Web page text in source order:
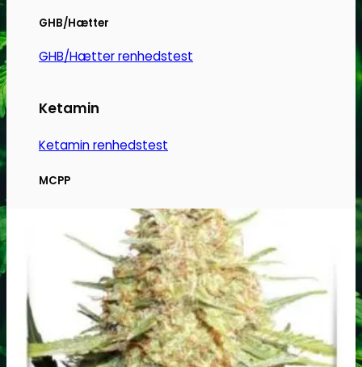
GHB/Hætter
GHB/Hætter renhedstest
Ketamin
Ketamin renhedstest
MCPP
Opiater renhedstest
THC/Cannabinoider
varesiden